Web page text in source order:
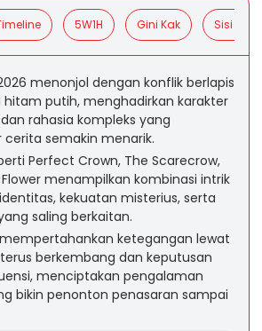
5W1H Gini Kak Sisi
menonjol dengan konflik berlapis
hitam putih, menghadirkan karakter
rahasia kompleks yang
semakin menarik.
Perfect Crown, The Scarecrow,
menampilkan kombinasi intrik
kekuatan misterius, serta
saling berkaitan.
ketegangan lewat
berkembang dan keputusan
menciptakan pengalaman
bikin penonton penasaran sampai